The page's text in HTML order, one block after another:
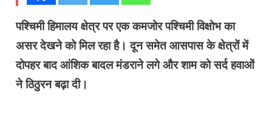
पश्चिमी हिमालय क्षेत्र पर एक कमजोर पश्चिमी विक्षोभ का
असर देखने को मिल रहा है। दून समेत आसपास के क्षेत्रों में
दोपहर बाद आंशिक बादल मंडराने लगे और शाम को सर्द हवाओं
ने ठिठुरन बढ़ा दी।